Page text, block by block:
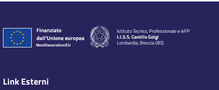
Istituto Tecnico, Professionale e IeFP
I.I.S.S. Camillo Golgi
Lombardia, Brescia (BS)
Link Esterni